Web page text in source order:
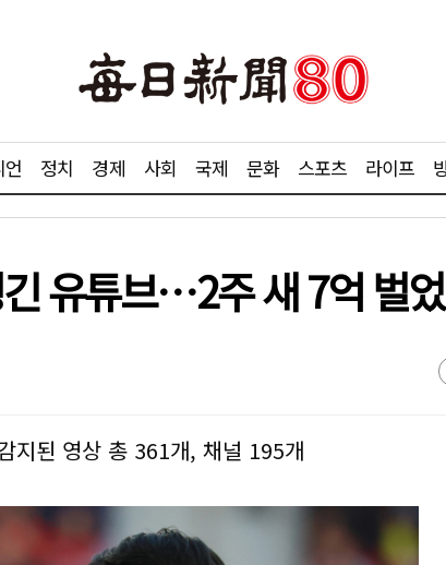
정치 경제 사회 국제 문화 스포츠 라이프
유튜브…2주 새 7억 벌
지된 영상 총 361개, 채널 195개